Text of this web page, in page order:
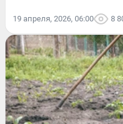
19 апреля, 2026, 06:00 8